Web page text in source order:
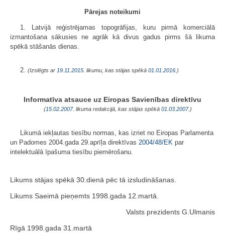
Pārejas noteikumi
1. Latvijā reģistrējamas topogrāfijas, kuru pirmā komerciālā
izmantošana sākusies ne agrāk kā divus gadus pirms šā likuma
spēkā stāšanās dienas.
2. (Izslēgts ar 19.11.2015 . likumu, kas stājas spēkā 01.01.2016. )
Informatīva atsauce uz Eiropas Savienības direktīvu
(15.02.2007. likuma redakcijā, kas stājas spēkā 01.03.2007. )
Likumā iekļautas tiesību normas, kas izriet no Eiropas Parlamenta
un Padomes 2004.gada 29.aprīļa direktīvas 2004/48/EK par
intelektuālā īpašuma tiesību piemērošanu.
Likums stājas spēkā 30.dienā pēc tā izsludināšanas.
Likums Saeimā pieņemts 1998.gada 12.martā.
Valsts prezidents G.Ulmanis
Rīgā 1998.gada 31.martā